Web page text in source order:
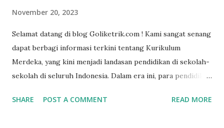
November 20, 2023
Selamat datang di blog Goliketrik.com ! Kami sangat senang
dapat berbagi informasi terkini tentang Kurikulum
Merdeka, yang kini menjadi landasan pendidikan di sekolah-
sekolah di seluruh Indonesia. Dalam era ini, para pendidik
proses pembelajaran. Salah satu aspek penting dari
SHARE POST A COMMENT READ MORE